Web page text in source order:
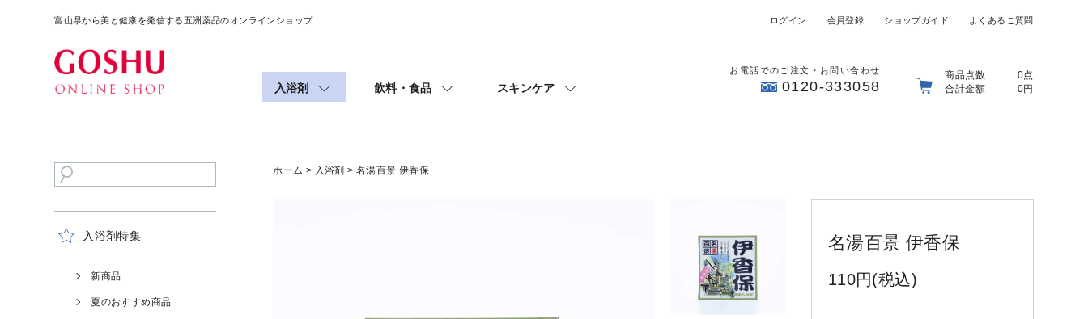
富山県から美と健康を発信する五洲薬品のオンラインショップ ログイン 会員登録 ショップガイド よくあるご質問
入浴剤 飲料・食品 スキンケア
お電話でのご注文・お問い合わせ
0120-333058
商品点数
0点
合計金額
0円
入浴剤特集
新商品
夏のおすすめ商品
ホーム > 入浴剤 > 名湯百景 伊香保
名湯百景 伊香保
110円(税込)